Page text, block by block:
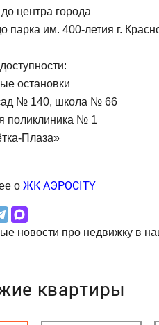
центра города
парка им. 400-летия г.
остановки
№ 140, школа № 66
поликлиника № 1
Плаза»
о ЖК АЭРОCITY
новости про недвижку в
квартиры